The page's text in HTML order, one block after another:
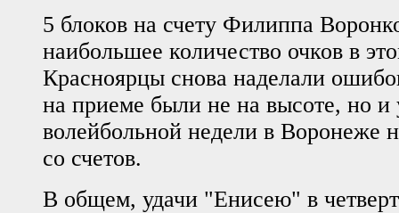
5 блоков на счету Филиппа
наибольшее количество очков в
Красноярцы снова наделали
на приеме были не на высоте, но и
волейбольной недели в Воронеже
со счетов.
В общем, удачи "Енисею" в